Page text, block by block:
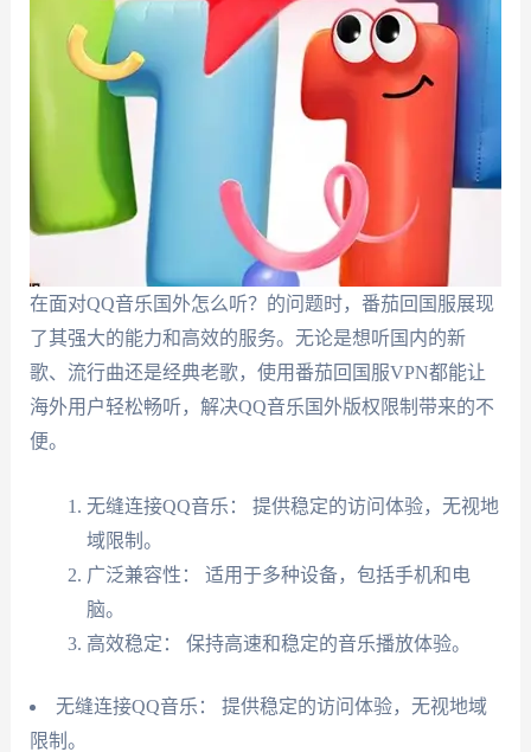
在面对QQ音乐国外怎么听？的问题时，番茄回国服展现
了其强大的能力和高效的服务。无论是想听国内的新
歌、流行曲还是经典老歌，使用番茄回国服VPN都能让
海外用户轻松畅听，解决QQ音乐国外版权限制带来的不
便。
无缝连接QQ音乐： 提供稳定的访问体验，无视地
域限制。
广泛兼容性： 适用于多种设备，包括手机和电
脑。
高效稳定： 保持高速和稳定的音乐播放体验。
无缝连接QQ音乐： 提供稳定的访问体验，无视地域
限制。